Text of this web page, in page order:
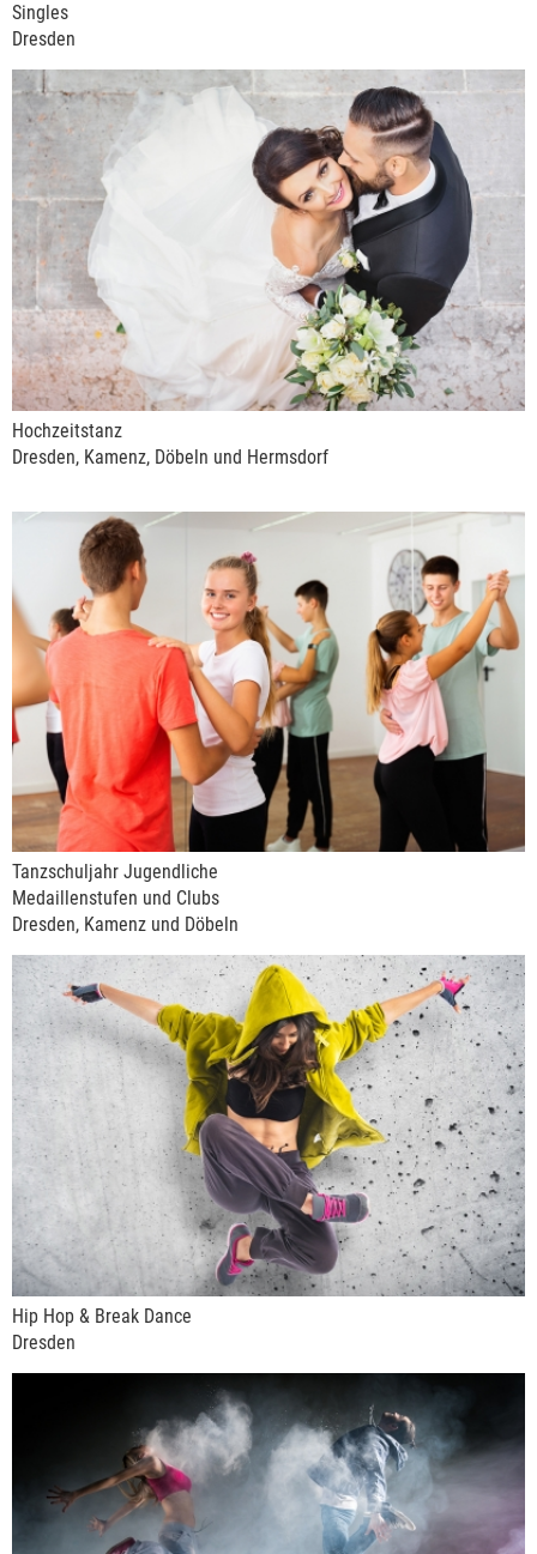
Singles
Dresden
Hochzeitstanz
Dresden, Kamenz, Döbeln und Hermsdorf
Tanzschuljahr Jugendliche
Medaillenstufen und Clubs
Dresden, Kamenz und Döbeln
Hip Hop & Break Dance
Dresden